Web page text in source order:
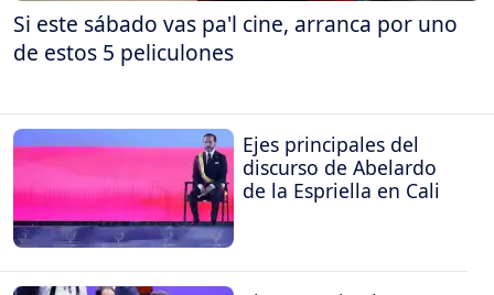
Si este sábado vas pa'l cine, arranca por uno
de estos 5 peliculones
Ejes principales del
discurso de Abelardo
de la Espriella en Cali